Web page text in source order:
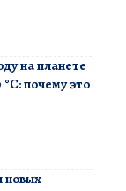
на планете
почему это
новых